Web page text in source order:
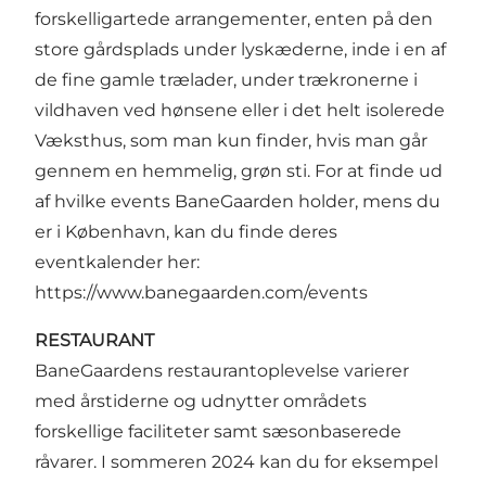
forskelligartede arrangementer, enten på den
store gårdsplads under lyskæderne, inde i en af
de fine gamle trælader, under trækronerne i
vildhaven ved hønsene eller i det helt isolerede
Væksthus, som man kun finder, hvis man går
gennem en hemmelig, grøn sti. For at finde ud
af hvilke events BaneGaarden holder, mens du
er i København, kan du finde deres
eventkalender her:
https://www.banegaarden.com/events
RESTAURANT
BaneGaardens restaurantoplevelse varierer
med årstiderne og udnytter områdets
forskellige faciliteter samt sæsonbaserede
råvarer. I sommeren 2024 kan du for eksempel